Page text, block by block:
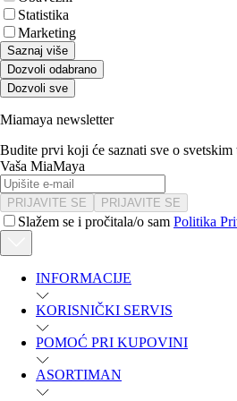
Statistika
Marketing
Saznaj više
Dozvoli odabrano
Dozvoli sve
Miamaya newsletter
Budite prvi koji će saznati sve o
Vaša MiaMaya
PRIJAVITE SE PRIJAVITE SE
Slažem se i pročitala/o sam Politika
INFORMACIJE
KORISNIČKI SERVIS
POMOĆ PRI KUPOVINI
ASORTIMAN